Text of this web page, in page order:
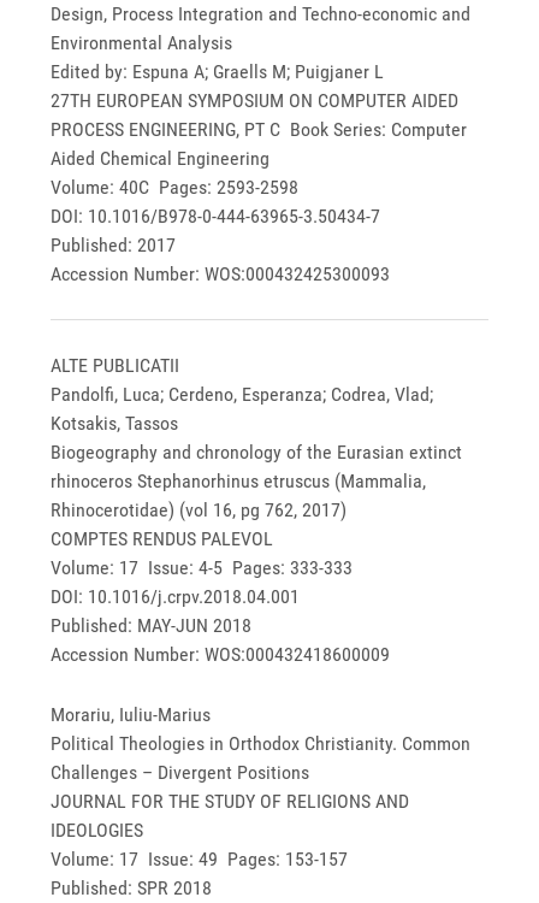
Design, Process Integration and Techno-economic and
Environmental Analysis
Edited by: Espuna A; Graells M; Puigjaner L
27TH EUROPEAN SYMPOSIUM ON COMPUTER AIDED
PROCESS ENGINEERING, PT C Book Series: Computer
Aided Chemical Engineering
Volume: 40C Pages: 2593-2598
DOI: 10.1016/B978-0-444-63965-3.50434-7
Published: 2017
Accession Number: WOS:000432425300093
ALTE PUBLICATII
Pandolfi, Luca; Cerdeno, Esperanza; Codrea, Vlad;
Kotsakis, Tassos
Biogeography and chronology of the Eurasian extinct
rhinoceros Stephanorhinus etruscus (Mammalia,
Rhinocerotidae) (vol 16, pg 762, 2017)
COMPTES RENDUS PALEVOL
Volume: 17 Issue: 4-5 Pages: 333-333
DOI: 10.1016/j.crpv.2018.04.001
Published: MAY-JUN 2018
Accession Number: WOS:000432418600009
Morariu, Iuliu-Marius
Political Theologies in Orthodox Christianity. Common
Challenges – Divergent Positions
JOURNAL FOR THE STUDY OF RELIGIONS AND
IDEOLOGIES
Volume: 17 Issue: 49 Pages: 153-157
Published: SPR 2018